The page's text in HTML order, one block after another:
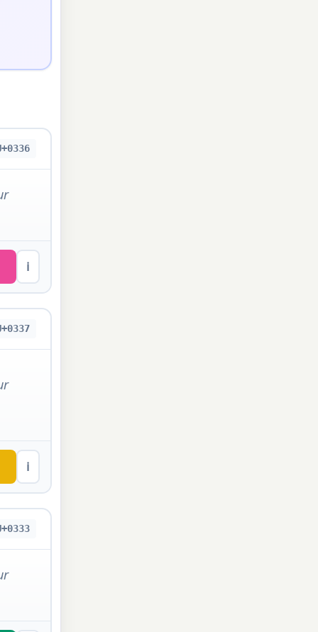
ℹ
ℹ